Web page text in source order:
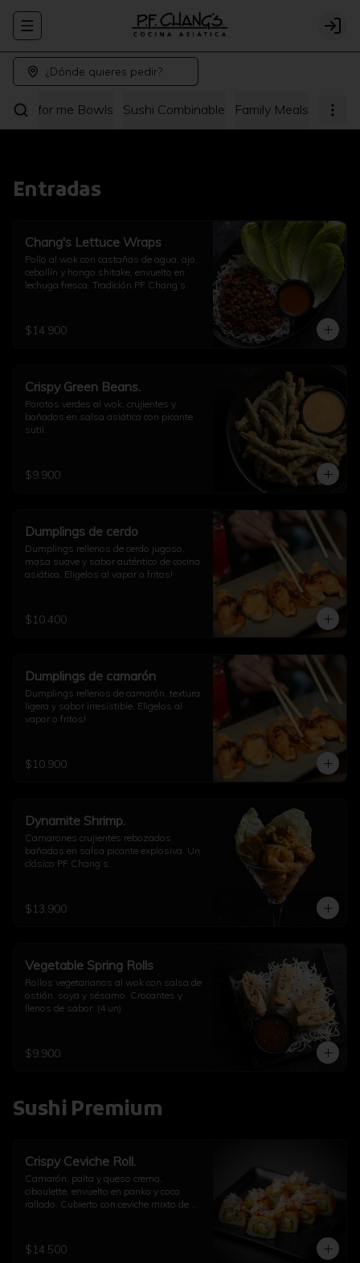
Abrir menu de navegación Login
¿Dónde quieres pedir?
for me Bowls Sushi Combinable Family Meals
Entradas
Chang's Lettuce Wraps
Pollo al wok con castañas de agua, ajo,
cebollín y hongo shitake, envuelto en
lechuga fresca. Tradición PF Chang’s.
$14.900
Crispy Green Beans.
Porotos verdes al wok, crujientes y
bañados en salsa asiática con picante
sutil.
$9.900
Dumplings de cerdo
Dumplings rellenos de cerdo jugoso,
masa suave y sabor auténtico de cocina
asiática. Eligelos al vapor o fritos!
$10.400
Dumplings de camarón
Dumplings rellenos de camarón, textura
ligera y sabor irresistible. Eligelos al
vapor o fritos!
$10.900
Dynamite Shrimp.
Camarones crujientes rebozados
bañados en salsa picante explosiva. Un
clásico PF Chang’s.
$13.900
Vegetable Spring Rolls
Rollos vegetarianos al wok con salsa de
ostión, soya y sésamo. Crocantes y
llenos de sabor. (4 un)
$9.900
Sushi Premium
Crispy Ceviche Roll.
Camarón, palta y queso crema,
ciboulette, envuelto en panko y coco
rallado. Cubierto con ceviche mixto de
$14.500